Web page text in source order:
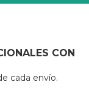
CON
cada envío.